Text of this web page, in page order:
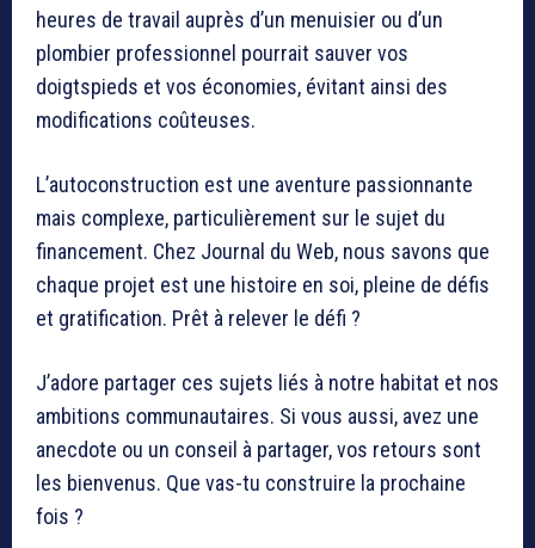
heures de travail auprès d’un menuisier ou d’un
plombier professionnel pourrait sauver vos
doigtspieds et vos économies, évitant ainsi des
modifications coûteuses.
L’autoconstruction est une aventure passionnante
mais complexe, particulièrement sur le sujet du
financement. Chez Journal du Web, nous savons que
chaque projet est une histoire en soi, pleine de défis
et gratification. Prêt à relever le défi ?
J’adore partager ces sujets liés à notre habitat et nos
ambitions communautaires. Si vous aussi, avez une
anecdote ou un conseil à partager, vos retours sont
les bienvenus. Que vas-tu construire la prochaine
fois ?